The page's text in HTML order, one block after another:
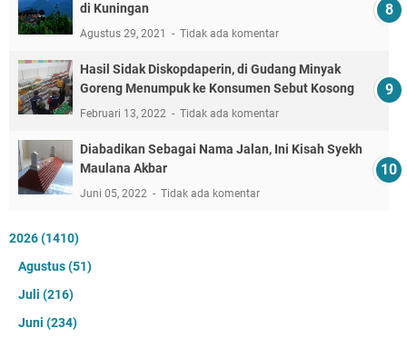
di Kuningan
Agustus 29, 2021 Tidak ada komentar
Hasil Sidak Diskopdaperin, di Gudang Minyak
Goreng Menumpuk ke Konsumen Sebut Kosong
Februari 13, 2022 Tidak ada komentar
Diabadikan Sebagai Nama Jalan, Ini Kisah Syekh
Maulana Akbar
Juni 05, 2022 Tidak ada komentar
2026(1410)
Agustus(51)
Juli (216)
Juni (234)